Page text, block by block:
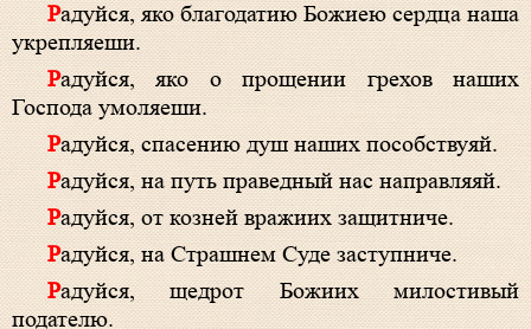
Радуйся, яко благодатию Божиею сердца наша
укрепляеши.
Радуйся, яко о прощении грехов наших
Господа умоляеши.
Радуйся, спасению душ наших пособствуяй.
Радуйся, на путь праведный нас направляяй.
Радуйся, от козней вражиих защитниче.
Радуйся, на Страшнем Суде заступниче.
Радуйся, щедрот Божиих милостивый
подателю.